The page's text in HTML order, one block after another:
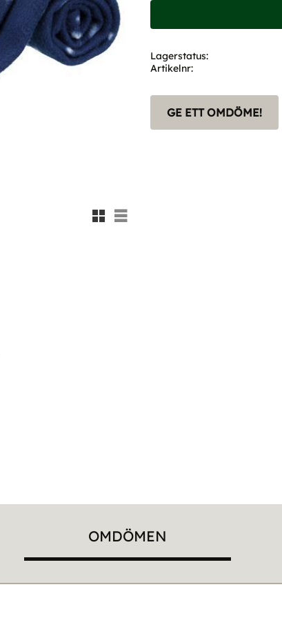
Rutnätsvy
Listvy
Lagerstatus
Artikelnr
GE ETT OMDÖME!
OMDÖMEN